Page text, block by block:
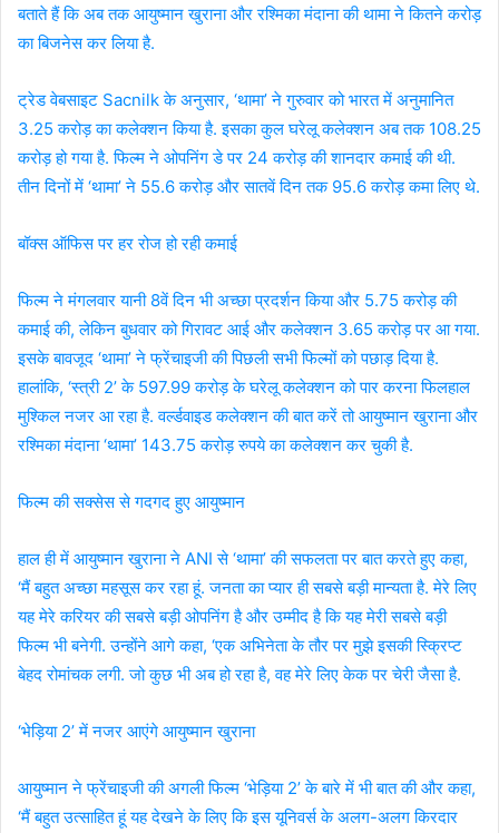
बताते हैं कि अब तक आयुष्मान खुराना और रश्मिका मंदाना की थामा ने कितने करोड़
का बिजनेस कर लिया है.
ट्रेड वेबसाइट Sacnilk के अनुसार, ‘थामा’ ने गुरुवार को भारत में अनुमानित
3.25 करोड़ का कलेक्शन किया है. इसका कुल घरेलू कलेक्शन अब तक 108.25
करोड़ हो गया है. फिल्म ने ओपनिंग डे पर 24 करोड़ की शानदार कमाई की थी.
तीन दिनों में ‘थामा’ ने 55.6 करोड़ और सातवें दिन तक 95.6 करोड़ कमा लिए थे.
बॉक्स ऑफिस पर हर रोज हो रही कमाई
फिल्म ने मंगलवार यानी 8वें दिन भी अच्छा प्रदर्शन किया और 5.75 करोड़ की
कमाई की, लेकिन बुधवार को गिरावट आई और कलेक्शन 3.65 करोड़ पर आ गया.
इसके बावजूद ‘थामा’ ने फ्रेंचाइजी की पिछली सभी फिल्मों को पछाड़ दिया है.
हालांकि, ‘स्त्री 2’ के 597.99 करोड़ के घरेलू कलेक्शन को पार करना फिलहाल
मुश्किल नजर आ रहा है. वर्ल्डवाइड कलेक्शन की बात करें तो आयुष्मान खुराना और
रश्मिका मंदाना ‘थामा’ 143.75 करोड़ रुपये का कलेक्शन कर चुकी है.
फिल्म की सक्सेस से गदगद हुए आयुष्मान
हाल ही में आयुष्मान खुराना ने ANI से ‘थामा’ की सफलता पर बात करते हुए कहा,
‘मैं बहुत अच्छा महसूस कर रहा हूं. जनता का प्यार ही सबसे बड़ी मान्यता है. मेरे लिए
यह मेरे करियर की सबसे बड़ी ओपनिंग है और उम्मीद है कि यह मेरी सबसे बड़ी
फिल्म भी बनेगी. उन्होंने आगे कहा, ‘एक अभिनेता के तौर पर मुझे इसकी स्क्रिप्ट
बेहद रोमांचक लगी. जो कुछ भी अब हो रहा है, वह मेरे लिए केक पर चेरी जैसा है.
‘भेड़िया 2’ में नजर आएंगे आयुष्मान खुराना
आयुष्मान ने फ्रेंचाइजी की अगली फिल्म ‘भेड़िया 2’ के बारे में भी बात की और कहा,
‘मैं बहुत उत्साहित हूं यह देखने के लिए कि इस यूनिवर्स के अलग-अलग किरदार